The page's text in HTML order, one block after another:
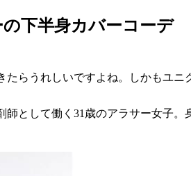
下半身カバーコーデ
らうれしいですよね。しかもユ
として働く31歳のアラサー女子